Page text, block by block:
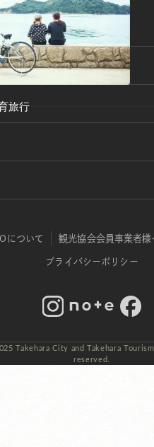
と納税
定住のご案内
旅行
について 観光協会会員事業者様
プライバシーポリシー
Instagram
note
Takehara City and Takehara
reserved.